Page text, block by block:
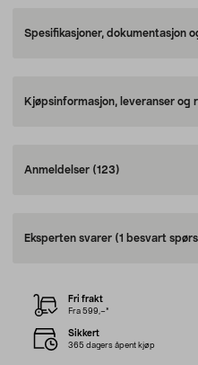
Spesifikasjoner, dokumentasjon
Kjøpsinformasjon, leveranser og
Anmeldelser (123)
Eksperten svarer (1 besvart
Fri frakt
Fra 599,–*
Sikkert
365 dagers åpent kjøp